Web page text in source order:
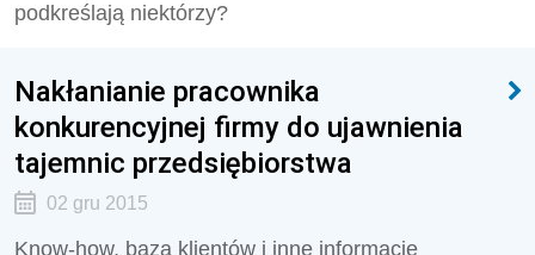
podkreślają niektórzy?
Nakłanianie pracownika
konkurencyjnej firmy do ujawnienia
tajemnic przedsiębiorstwa
02 gru 2015
Know-how, baza klientów i inne informacje